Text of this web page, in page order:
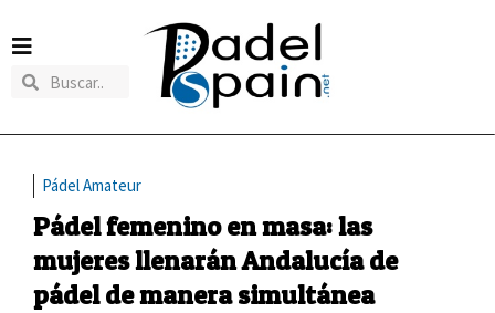
Pádel Amateur
Pádel femenino en masa: las
mujeres llenarán Andalucía de
pádel de manera simultánea